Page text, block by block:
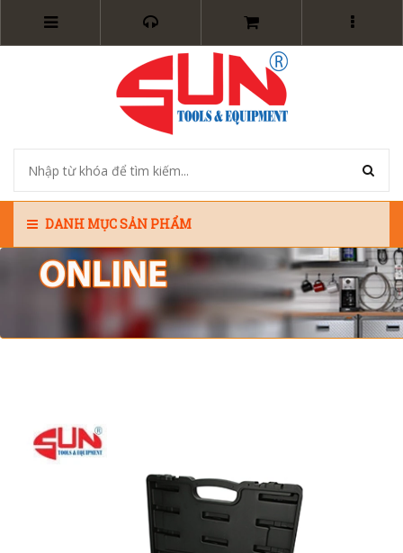
DANH MỤC SẢN PHẨM